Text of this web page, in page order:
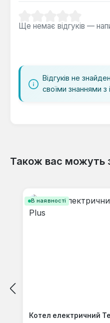
встановлення та
Ще немає відгуків —
Відгуків не
своїми знаннями з
Також вас можуть
В наявності
Котел електричний